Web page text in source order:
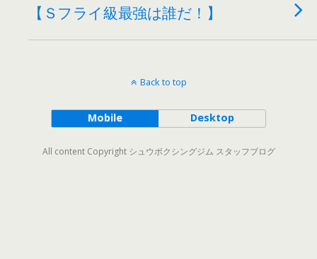
【Ｓフライ級最強は誰だ！】
Back to top
Mobile Desktop
All content Copyright シュウボクシングジム スタッフブログ